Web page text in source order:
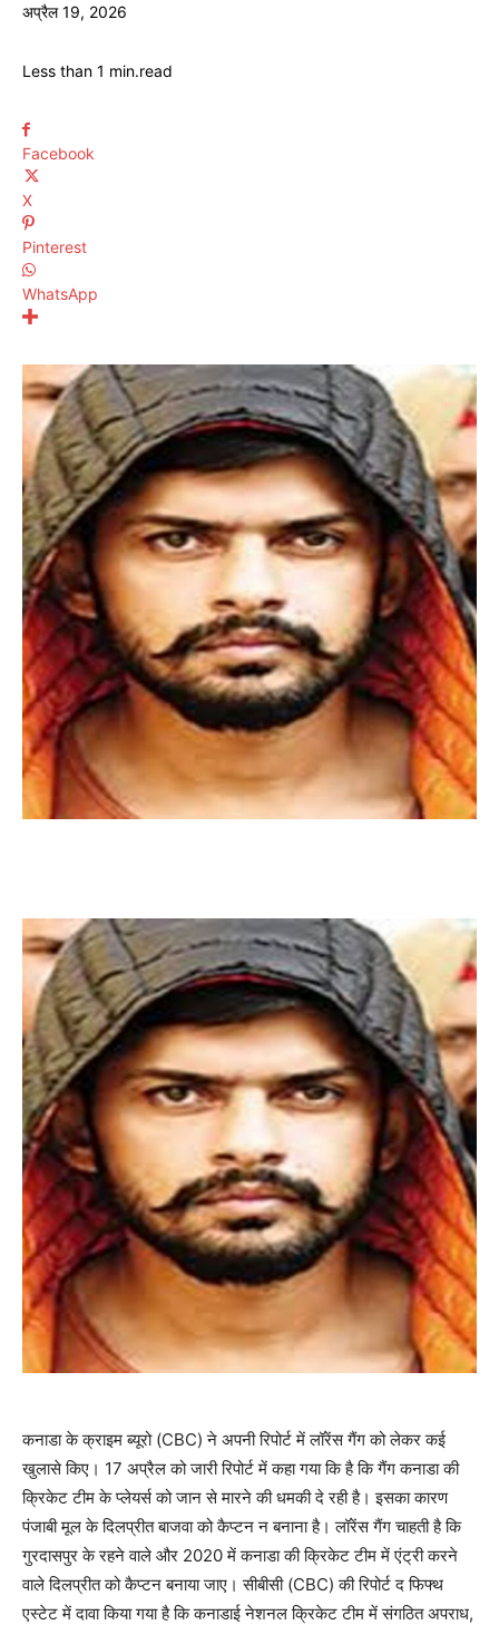
अप्रैल 19, 2026
Less than 1 min.read
Facebook
X
Pinterest
WhatsApp
कनाडा के क्राइम ब्यूरो (CBC) ने अपनी रिपोर्ट में लॉरेंस गैंग को लेकर कई
खुलासे किए। 17 अप्रैल को जारी रिपोर्ट में कहा गया कि है कि गैंग कनाडा की
क्रिकेट टीम के प्लेयर्स को जान से मारने की धमकी दे रही है। इसका कारण
पंजाबी मूल के दिलप्रीत बाजवा को कैप्टन न बनाना है। लॉरेंस गैंग चाहती है कि
गुरदासपुर के रहने वाले और 2020 में कनाडा की क्रिकेट टीम में एंट्री करने
वाले दिलप्रीत को कैप्टन बनाया जाए। सीबीसी (CBC) की रिपोर्ट द फिफ्थ
एस्टेट में दावा किया गया है कि कनाडाई नेशनल क्रिकेट टीम में संगठित अपराध,